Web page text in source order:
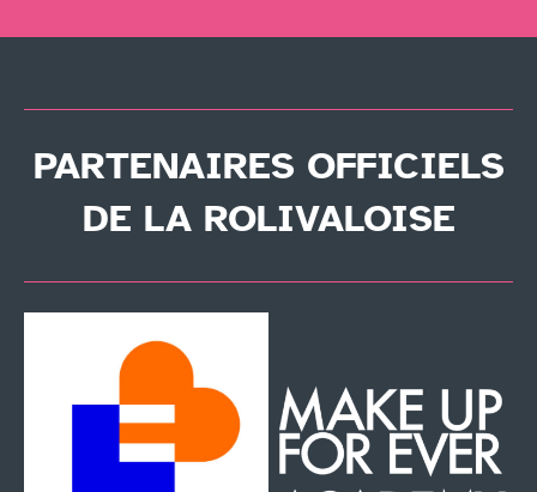
PARTENAIRES OFFICIELS
DE LA ROLIVALOISE